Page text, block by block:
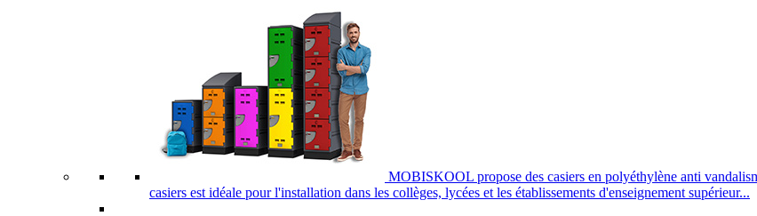
MOBISKOOL propose des casiers en polyéthylène anti
casiers est idéale pour l'installation dans les collèges, lycées et les établissements d'enseignement supérieur...